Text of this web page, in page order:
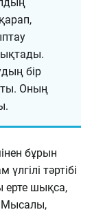
бір
Оның
бұрын
тәртібі
ерте шықса,
Мысалы,